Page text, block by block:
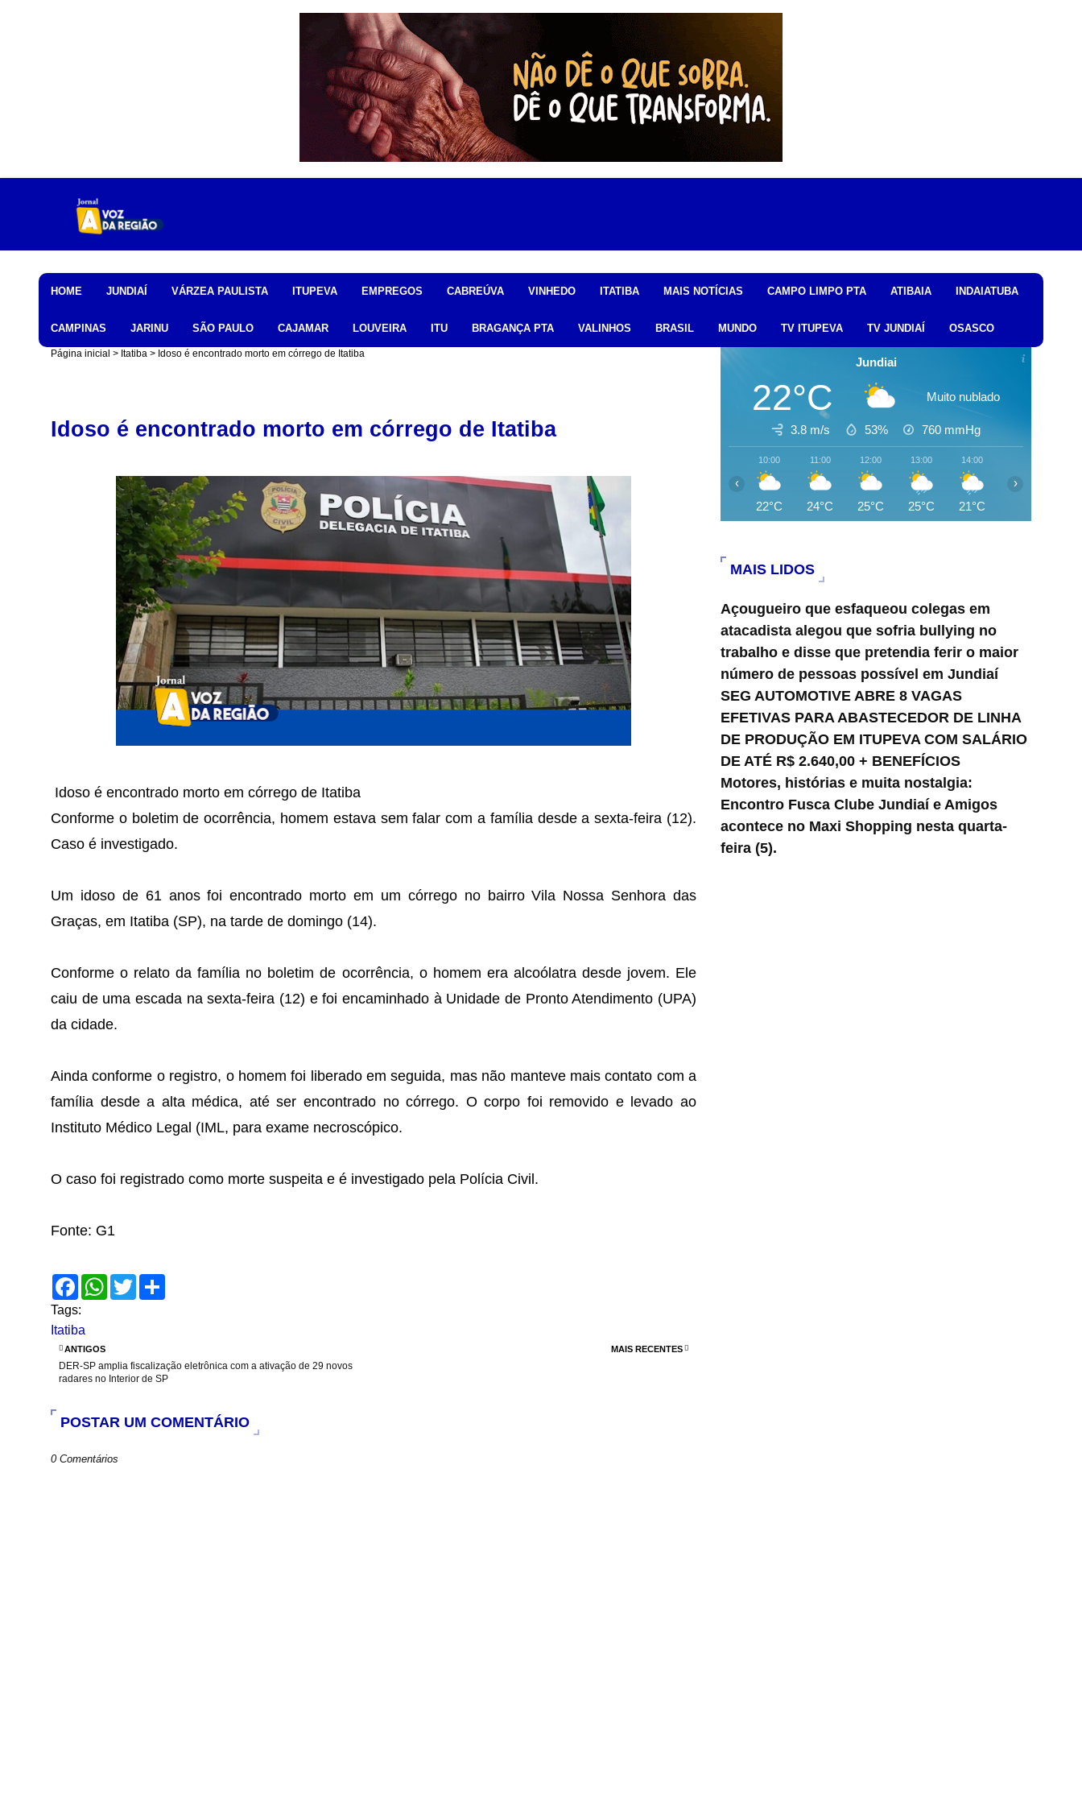
HOME JUNDIAÍ VÁRZEA PAULISTA ITUPEVA EMPREGOS CABREÚVA VINHEDO ITATIBA MAIS NOTÍCIAS CAMPO LIMPO PTA ATIBAIA INDAIATUBA
CAMPINAS JARINU SÃO PAULO CAJAMAR LOUVEIRA ITU BRAGANÇA PTA VALINHOS BRASIL MUNDO TV ITUPEVA TV JUNDIAÍ OSASCO
Página inicial Itatiba Idoso é encontrado morto em córrego de Itatiba
Idoso é encontrado morto em córrego de Itatiba
Idoso é encontrado morto em córrego de Itatiba
Conforme o boletim de ocorrência, homem estava sem falar com a família desde a sexta-feira (12).
Caso é investigado.
Um idoso de 61 anos foi encontrado morto em um córrego no bairro Vila Nossa Senhora das
Graças, em Itatiba (SP), na tarde de domingo (14).
Conforme o relato da família no boletim de ocorrência, o homem era alcoólatra desde jovem. Ele
caiu de uma escada na sexta-feira (12) e foi encaminhado à Unidade de Pronto Atendimento (UPA)
da cidade.
Ainda conforme o registro, o homem foi liberado em seguida, mas não manteve mais contato com a
família desde a alta médica, até ser encontrado no córrego. O corpo foi removido e levado ao
Instituto Médico Legal (IML, para exame necroscópico.
O caso foi registrado como morte suspeita e é investigado pela Polícia Civil.
Fonte: G1
F
a
c
e
b
o
k
W
h
p
T
w
Tags:
Itatiba
MAIS RECENTES
ANTIGOS
DER-SP amplia fiscalização eletrônica com a ativação de 29 novos
radares no Interior de SP
POSTAR UM COMENTÁRIO
0 Comentários
Jundiai
22°C Muito nublado
3.8 m/s 53% 760 mmHg
10:00
22°C
11:00
24°C
12:00
25°C
13:00
25°C
14:00
21°C
‹ ›
MAIS LIDOS
Açougueiro que esfaqueou colegas em
atacadista alegou que sofria bullying no
trabalho e disse que pretendia ferir o maior
número de pessoas possível em Jundiaí
SEG AUTOMOTIVE ABRE 8 VAGAS
EFETIVAS PARA ABASTECEDOR DE LINHA
DE PRODUÇÃO EM ITUPEVA COM SALÁRIO
DE ATÉ R$ 2.640,00 + BENEFÍCIOS
Motores, histórias e muita nostalgia:
Encontro Fusca Clube Jundiaí e Amigos
acontece no Maxi Shopping nesta quarta-
feira (5).